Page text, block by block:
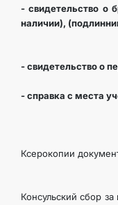
- свидетельство о
наличии),
- свидетельство о
- справка с места
Ксерокопии
Консульский сбор